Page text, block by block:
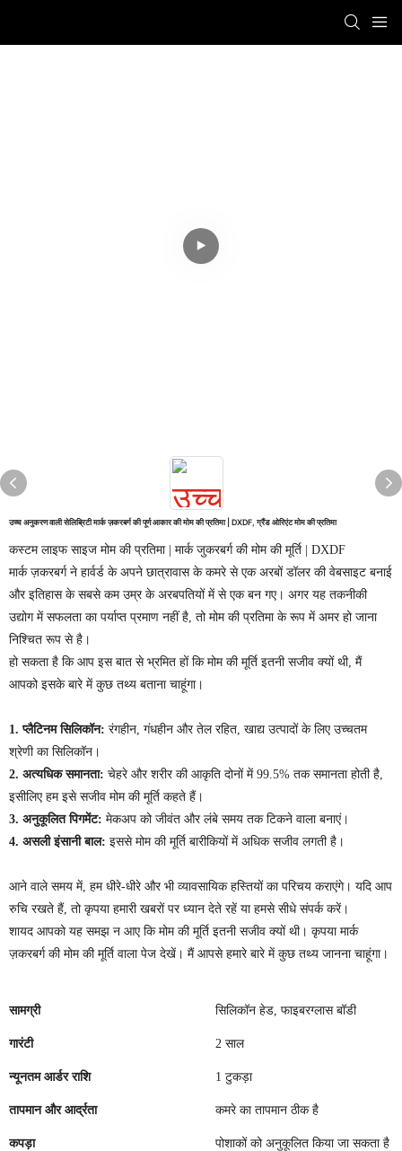
उच्च अनुकरण वाली सेलिब्रिटी मार्क ज़करबर्ग की पूर्ण आकार की मोम की प्रतिमा | DXDF, ग्रैंड ओरिएंट मोम की प्रतिमा
कस्टम लाइफ साइज मोम की प्रतिमा | मार्क जुकरबर्ग की मोम की मूर्ति | DXDF
मार्क ज़करबर्ग ने हार्वर्ड के अपने छात्रावास के कमरे से एक अरबों डॉलर की वेबसाइट बनाई
और इतिहास के सबसे कम उम्र के अरबपतियों में से एक बन गए। अगर यह तकनीकी
उद्योग में सफलता का पर्याप्त प्रमाण नहीं है, तो मोम की प्रतिमा के रूप में अमर हो जाना
निश्चित रूप से है।
हो सकता है कि आप इस बात से भ्रमित हों कि मोम की मूर्ति इतनी सजीव क्यों थी, मैं
आपको इसके बारे में कुछ तथ्य बताना चाहूंगा।
1. प्लैटिनम सिलिकॉन: रंगहीन, गंधहीन और तेल रहित, खाद्य उत्पादों के लिए उच्चतम
श्रेणी का सिलिकॉन।
2. अत्यधिक समानता: चेहरे और शरीर की आकृति दोनों में 99.5% तक समानता होती है,
इसीलिए हम इसे सजीव मोम की मूर्ति कहते हैं।
3. अनुकूलित पिगमेंट: मेकअप को जीवंत और लंबे समय तक टिकने वाला बनाएं।
4. असली इंसानी बाल: इससे मोम की मूर्ति बारीकियों में अधिक सजीव लगती है।
आने वाले समय में, हम धीरे-धीरे और भी व्यावसायिक हस्तियों का परिचय कराएंगे। यदि आप
रुचि रखते हैं, तो कृपया हमारी खबरों पर ध्यान देते रहें या हमसे सीधे संपर्क करें।
शायद आपको यह समझ न आए कि मोम की मूर्ति इतनी सजीव क्यों थी। कृपया मार्क
ज़करबर्ग की मोम की मूर्ति वाला पेज देखें। मैं आपसे हमारे बारे में कुछ तथ्य जानना चाहूंगा।
सामग्री सिलिकॉन हेड, फाइबरग्लास बॉडी
गारंटी 2 साल
न्यूनतम आर्डर राशि 1 टुकड़ा
तापमान और आर्द्रता कमरे का तापमान ठीक है
कपड़ा पोशाकों को अनुकूलित किया जा सकता है